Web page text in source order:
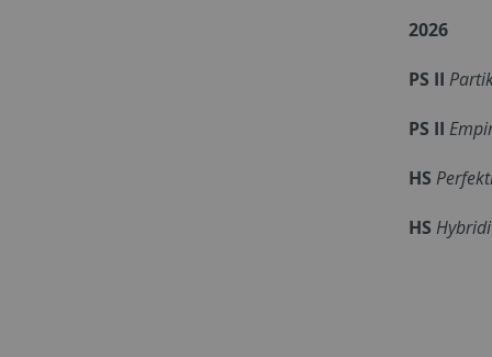
2026
PS II
PS II
HS
HS